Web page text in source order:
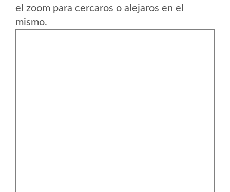
el zoom para cercaros o alejaros en el
mismo.